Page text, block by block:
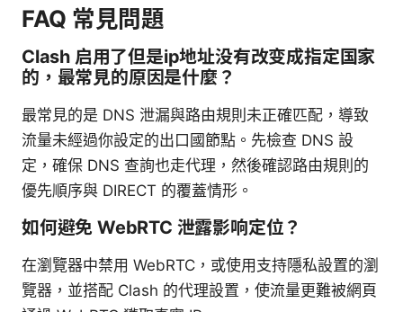
FAQ 常見問題
Clash 启用了但是ip地址没有改变成指定国家
的，最常見的原因是什麼？
最常見的是 DNS 泄漏與路由規則未正確匹配，導致
流量未經過你設定的出口國節點。先檢查 DNS 設
定，確保 DNS 查詢也走代理，然後確認路由規則的
優先順序與 DIRECT 的覆蓋情形。
如何避免 WebRTC 泄露影响定位？
在瀏覽器中禁用 WebRTC，或使用支持隱私設置的瀏
覽器，並搭配 Clash 的代理設置，使流量更難被網頁